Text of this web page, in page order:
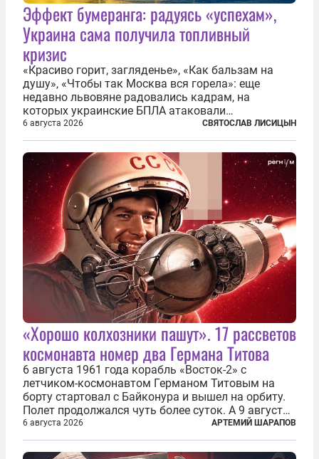
Эффект бумеранга: радуясь «успехам»,
Украина сама получила топливный
кризис
«Красиво горит, загляденье», «Как бальзам на
душу», «Чтобы так Москва вся горела»: еще
недавно львовяне радовались кадрам, на
которых украинские БПЛА атаковали
нефтеперерабатывающие предприятия России. В
скором времени оказалось, что в «эту игру можно
играть вдвоем» — российские дроны только за...
6 августа 2026 СВЯТОСЛАВ ЛИСИЦЫН
«Хорошо колхозники пашут». 17 рассветов
космонавта номер два Германа Титова
6 августа 1961 года корабль «Восток-2» с
летчиком-космонавтом Германом Титовым на
борту стартовал с Байконура и вышел на орбиту.
Полет продолжался чуть более суток. А 9 августа
второй человек в космосе получил звезду Героя
Советского Союза и орден Ленина. Миссия Титова
зачастую находится несколько...
6 августа 2026 АРТЕМИЙ ШАРАПОВ